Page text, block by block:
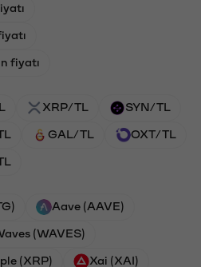
fiyatı
XRP/TL SYN/TL
GAL/TL OXT/TL
Aave (AAVE)
(WAVES)
(XRP) Xai (XAI)